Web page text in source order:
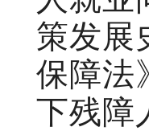
策发展
保障法
下残障